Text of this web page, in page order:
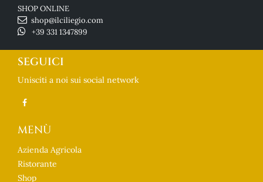
SHOP ONLINE
shop@ilciliegio.com
+39 331 1347899
SEGUICI
Unisciti a noi sui social network
MENÙ
Azienda Agricola
Ristorante
Shop